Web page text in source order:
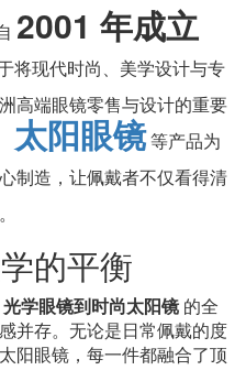
2001 年成立
将现代时尚、美学设计与专
高端眼镜零售与设计的重要
太阳眼镜等产品为
制造，让佩戴者不仅看得清
的平衡
学眼镜到时尚太阳镜 的全
并存。无论是日常佩戴的度
阳眼镜，每一件都融合了顶